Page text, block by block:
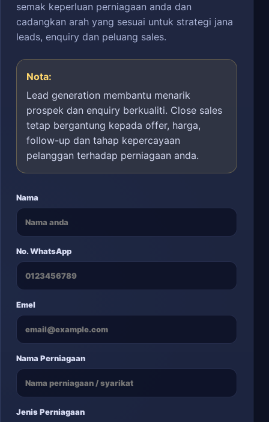
semak keperluan perniagaan anda dan
cadangkan arah yang sesuai untuk strategi jana
leads, enquiry dan peluang sales.
Nota:
Lead generation membantu menarik
prospek dan enquiry berkualiti. Close sales
tetap bergantung kepada offer, harga,
follow-up dan tahap kepercayaan
pelanggan terhadap perniagaan anda.
Nama
No. WhatsApp
Emel
Nama Perniagaan
Jenis Perniagaan